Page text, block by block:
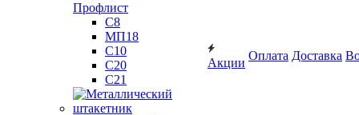
Профлист
С8
МП18
С10
С20
С21
Акции
Оплата Доставка